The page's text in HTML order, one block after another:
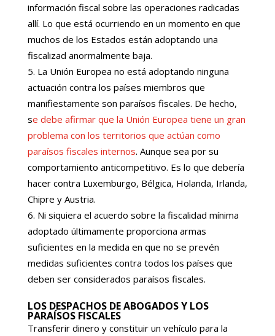
información fiscal sobre las operaciones radicadas
allí. Lo que está ocurriendo en un momento en que
muchos de los Estados están adoptando una
fiscalizad anormalmente baja.
La Unión Europea no está adoptando ninguna
actuación contra los países miembros que
manifiestamente son paraísos fiscales. De hecho,
se debe afirmar que la Unión Europea tiene un gran
problema con los territorios que actúan como
paraísos fiscales internos. Aunque sea por su
comportamiento anticompetitivo. Es lo que debería
hacer contra Luxemburgo, Bélgica, Holanda, Irlanda,
Chipre y Austria.
Ni siquiera el acuerdo sobre la fiscalidad mínima
adoptado últimamente proporciona armas
suficientes en la medida en que no se prevén
medidas suficientes contra todos los países que
deben ser considerados paraísos fiscales.
LOS DESPACHOS DE ABOGADOS Y LOS
PARAÍSOS FISCALES
Transferir dinero y constituir un vehículo para la